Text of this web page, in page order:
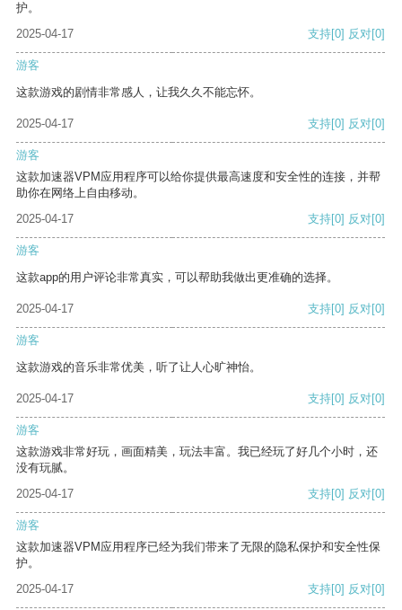
护。
2025-04-17
支持[0] 反对[0]
游客
这款游戏的剧情非常感人，让我久久不能忘怀。
2025-04-17 支持[0] 反对[0]
游客
这款加速器VPM应用程序可以给你提供最高速度和安全性的连接，并帮
助你在网络上自由移动。
2025-04-17
支持[0] 反对[0]
游客
这款app的用户评论非常真实，可以帮助我做出更准确的选择。
2025-04-17 支持[0] 反对[0]
游客
这款游戏的音乐非常优美，听了让人心旷神怡。
2025-04-17 支持[0] 反对[0]
游客
这款游戏非常好玩，画面精美，玩法丰富。我已经玩了好几个小时，还
没有玩腻。
2025-04-17
支持[0] 反对[0]
游客
这款加速器VPM应用程序已经为我们带来了无限的隐私保护和安全性保
护。
2025-04-17
支持[0] 反对[0]